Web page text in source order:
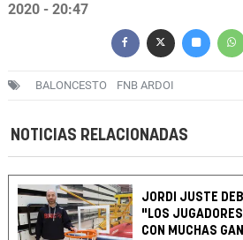
2020 - 20:47
BALONCESTO FNB ARDOI
NOTICIAS RELACIONADAS
JORDI JUSTE
"LOS
CON MUCHAS